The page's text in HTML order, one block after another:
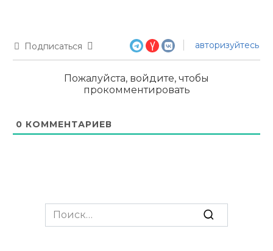
Подписаться авторизуйтесь
Пожалуйста, войдите, чтобы
прокомментировать
0 КОММЕНТАРИЕВ
Search
for: